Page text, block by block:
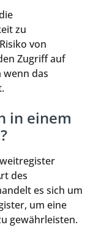
zu
von
Zugriff auf
das
in einem
des
es sich um
um eine
gewährleisten.